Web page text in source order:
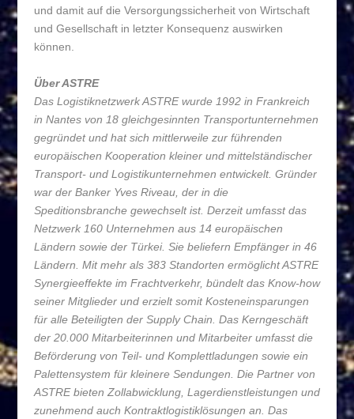
und damit auf die Versorgungssicherheit von Wirtschaft
und Gesellschaft in letzter Konsequenz auswirken
können.
Über ASTRE
Das Logistiknetzwerk ASTRE wurde 1992 in Frankreich
in Nantes von 18 gleichgesinnten Transportunternehmen
gegründet und hat sich mittlerweile zur führenden
europäischen Kooperation kleiner und mittelständischer
Transport- und Logistikunternehmen entwickelt. Gründer
war der Banker Yves Riveau, der in die
Speditionsbranche gewechselt ist. Derzeit umfasst das
Netzwerk 160 Unternehmen aus 14 europäischen
Ländern sowie der Türkei. Sie beliefern Empfänger in 46
Ländern. Mit mehr als 383 Standorten ermöglicht ASTRE
Synergieeffekte im Frachtverkehr, bündelt das Know-how
seiner Mitglieder und erzielt somit Kosteneinsparungen
für alle Beteiligten der Supply Chain. Das Kerngeschäft
der 20.000 Mitarbeiterinnen und Mitarbeiter umfasst die
Beförderung von Teil- und Komplettladungen sowie ein
Palettensystem für kleinere Sendungen. Die Partner von
ASTRE bieten Zollabwicklung, Lagerdienstleistungen und
zunehmend auch Kontraktlogistiklösungen an. Das